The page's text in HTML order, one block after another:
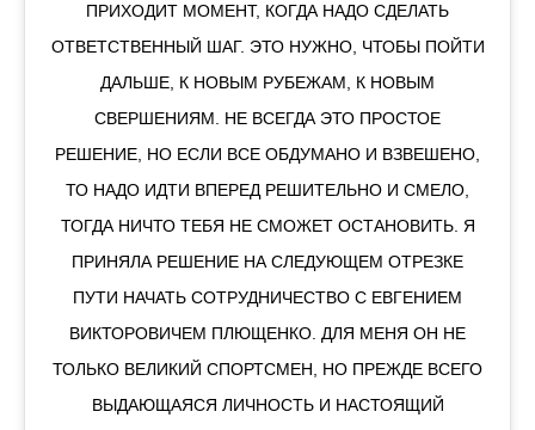
ПРИХОДИТ МОМЕНТ, КОГДА НАДО СДЕЛАТЬ
ОТВЕТСТВЕННЫЙ ШАГ. ЭТО НУЖНО, ЧТОБЫ ПОЙТИ
ДАЛЬШЕ, К НОВЫМ РУБЕЖАМ, К НОВЫМ
СВЕРШЕНИЯМ. НЕ ВСЕГДА ЭТО ПРОСТОЕ
РЕШЕНИЕ, НО ЕСЛИ ВСЕ ОБДУМАНО И ВЗВЕШЕНО,
ТО НАДО ИДТИ ВПЕРЕД РЕШИТЕЛЬНО И СМЕЛО,
ТОГДА НИЧТО ТЕБЯ НЕ СМОЖЕТ ОСТАНОВИТЬ. Я
ПРИНЯЛА РЕШЕНИЕ НА СЛЕДУЮЩЕМ ОТРЕЗКЕ
ПУТИ НАЧАТЬ СОТРУДНИЧЕСТВО С ЕВГЕНИЕМ
ВИКТОРОВИЧЕМ ПЛЮЩЕНКО. ДЛЯ МЕНЯ ОН НЕ
ТОЛЬКО ВЕЛИКИЙ СПОРТСМЕН, НО ПРЕЖДЕ ВСЕГО
ВЫДАЮЩАЯСЯ ЛИЧНОСТЬ И НАСТОЯЩИЙ